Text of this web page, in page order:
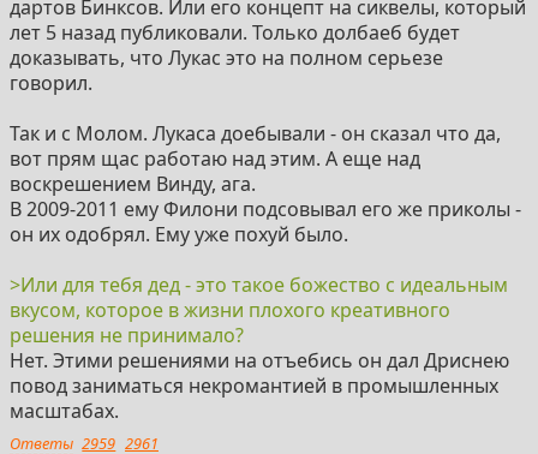
дартов Бинксов. Или его концепт на сиквелы, который
лет 5 назад публиковали. Только долбаеб будет
доказывать, что Лукас это на полном серьезе
говорил.
Так и с Молом. Лукаса доебывали - он сказал что да,
вот прям щас работаю над этим. А еще над
воскрешением Винду, ага.
В 2009-2011 ему Филони подсовывал его же приколы -
он их одобрял. Ему уже похуй было.
>Или для тебя дед - это такое божество с идеальным
вкусом, которое в жизни плохого креативного
решения не принимало?
Нет. Этими решениями на отъебись он дал Дриснею
повод заниматься некромантией в промышленных
масштабах.
Ответы 2959 2961